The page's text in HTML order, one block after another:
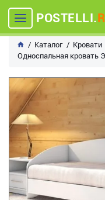
POSTELLI.
Каталог Кровати
Односпальная кровать